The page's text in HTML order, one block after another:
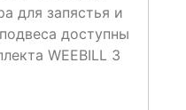
для запястья и
доступны
WEEBILL 3